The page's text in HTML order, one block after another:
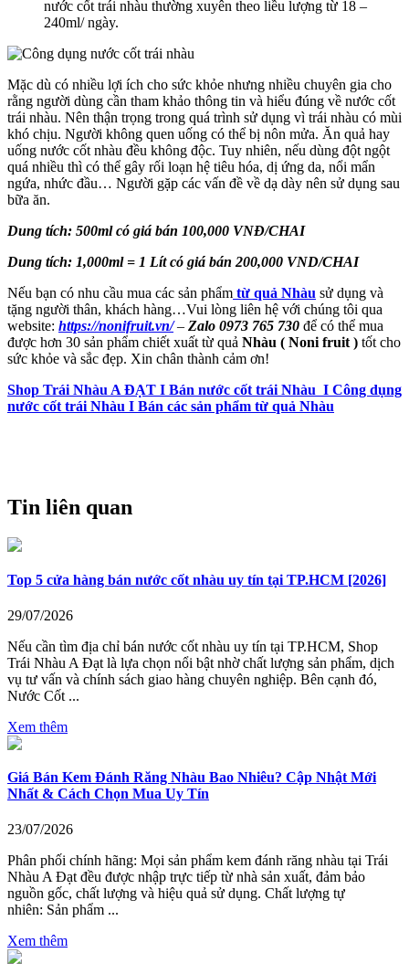
nước cốt trái nhàu thường xuyên theo liều lượng từ 18 –
240ml/ ngày.
Mặc dù có nhiều lợi ích cho sức khỏe nhưng nhiều chuyên gia cho
rằng người dùng cần tham khảo thông tin và hiểu đúng về nước cốt
trái nhàu. Nên thận trọng trong quá trình sử dụng vì trái nhàu có mùi
khó chịu. Người không quen uống có thể bị nôn mửa. Ăn quả hay
uống nước cốt nhàu đều không độc. Tuy nhiên, nếu dùng đột ngột
quá nhiều thì có thể gây rối loạn hệ tiêu hóa, dị ứng da, nổi mẩn
ngứa, nhức đầu… Người gặp các vấn đề về dạ dày nên sử dụng sau
bữa ăn.
Dung tích: 500ml có giá bán 100,000 VNĐ/CHAI
Dung tích: 1,000ml = 1 Lít có giá bán 200,000 VND/CHAI
Nếu bạn có nhu cầu mua các sản phẩm từ quả Nhàu sử dụng và
tặng người thân, khách hàng…Vui lòng liên hệ với chúng tôi qua
website: https://nonifruit.vn/– Zalo 0973 765 730 để có thể mua
được hơn 30 sản phẩm chiết xuất từ quả Nhàu ( Noni fruit ) tốt cho
sức khỏe và sắc đẹp. Xin chân thành cảm ơn!
Shop Trái Nhàu A ĐẠT I Bán nước cốt trái Nhàu I Công dụng
nước cốt trái Nhàu I Bán các sản phẩm từ quả Nhàu
Tin liên quan
Top 5 cửa hàng bán nước cốt nhàu uy tín tại TP.HCM [2026]
29/07/2026
Nếu cần tìm địa chỉ bán nước cốt nhàu uy tín tại TP.HCM, Shop
Trái Nhàu A Đạt là lựa chọn nổi bật nhờ chất lượng sản phẩm, dịch
vụ tư vấn và chính sách giao hàng chuyên nghiệp. Bên cạnh đó,
Nước Cốt ...
Xem thêm
Giá Bán Kem Đánh Răng Nhàu Bao Nhiêu? Cập Nhật Mới
Nhất & Cách Chọn Mua Uy Tín
23/07/2026
Phân phối chính hãng: Mọi sản phẩm kem đánh răng nhàu tại Trái
Nhàu A Đạt đều được nhập trực tiếp từ nhà sản xuất, đảm bảo
nguồn gốc, chất lượng và hiệu quả sử dụng. Chất lượng tự
nhiên: Sản phẩm ...
Xem thêm